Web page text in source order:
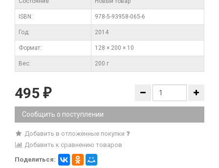
ISBN: 978-5-93958-065-6
Год: 2014
Формат: 128 × 200 × 10
Вес: 200 г
495 ₽
Сообщить о поступлении
Добавить в отложенные покупки
Добавить к сравнению товаров
Поделиться: